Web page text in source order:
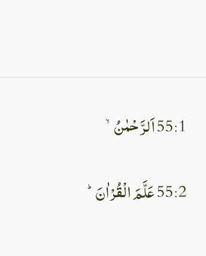
55:1 اَلرَّحْمٰنُۙ‏
55:2 عَلَّمَ الْقُرْاٰنَؕ‏